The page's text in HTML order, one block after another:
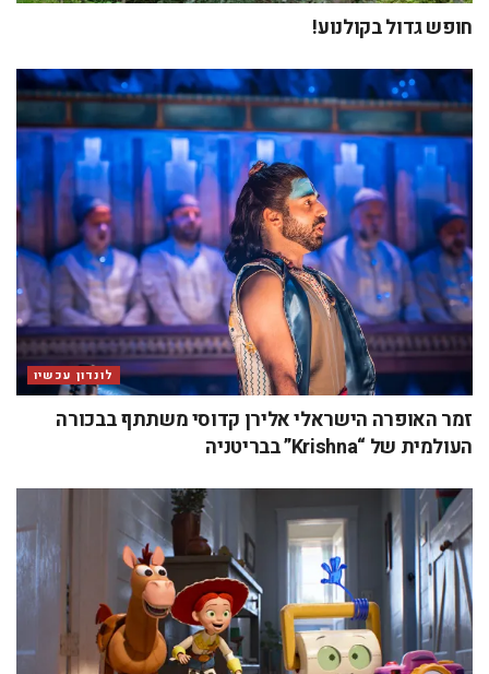
חופש גדול בקולנוע!
לונדון עכשיו
זמר האופרה הישראלי אלירן קדוסי משתתף בבכורה
העולמית של “Krishna” בבריטניה